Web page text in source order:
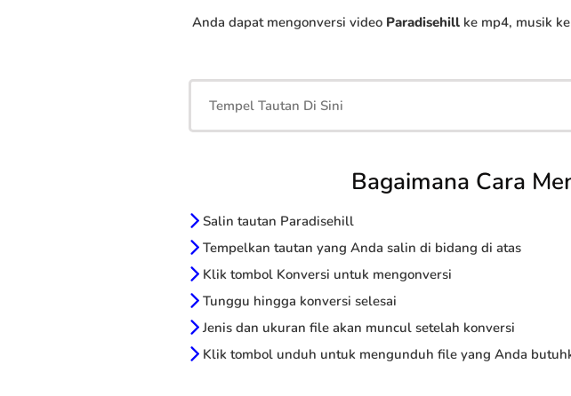
Anda dapat mengonversi video Paradisehill ke mp4, musik
Bagaimana Cara
Salin tautan Paradisehill
Tempelkan tautan yang Anda salin di bidang di atas
Klik tombol Konversi untuk mengonversi
Tunggu hingga konversi selesai
Jenis dan ukuran file akan muncul setelah konversi
Klik tombol unduh untuk mengunduh file yang Anda